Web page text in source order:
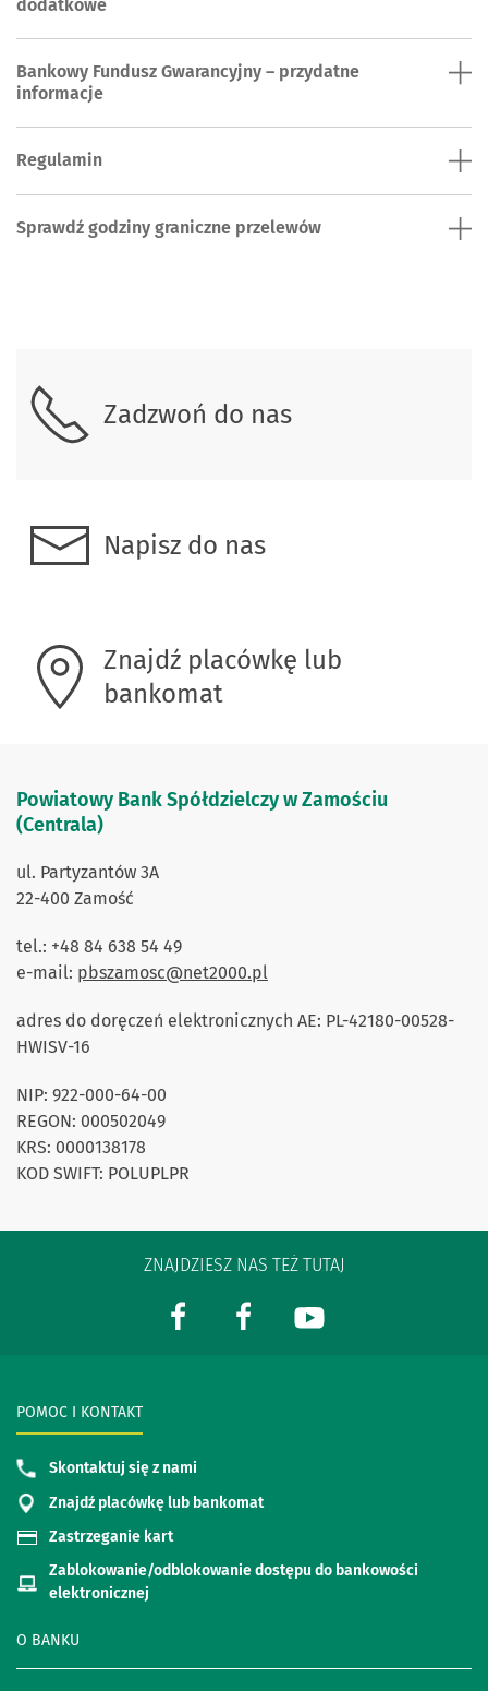
dodatkowe
Bankowy Fundusz Gwarancyjny – przydatne
informacje
Regulamin
Sprawdź godziny graniczne przelewów
Zadzwoń do nas
Napisz do nas
Znajdź placówkę lub
bankomat
Powiatowy Bank Spółdzielczy w Zamościu
(Centrala)
ul. Partyzantów 3A
22-400 Zamość
tel.: +48 84 638 54 49
e-mail: pbszamosc@net2000.pl
adres do doręczeń elektronicznych AE: PL-42180-00528-
HWISV-16
NIP: 922-000-64-00
REGON: 000502049
KRS: 0000138178
KOD SWIFT: POLUPLPR
ZNAJDZIESZ NAS TEŻ TUTAJ
O BANKU
POMOC I KONTAKT
Skontaktuj się z nami
Znajdź placówkę lub bankomat
Zastrzeganie kart
Zablokowanie/odblokowanie dostępu do bankowości
elektronicznej